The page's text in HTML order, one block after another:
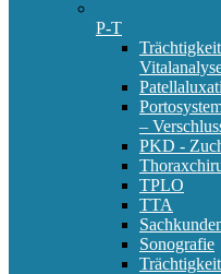
P-T
–
PKD -
TPLO
TTA
Sonografie